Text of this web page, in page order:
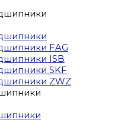
FAG
ISB
SKF
ZWZ